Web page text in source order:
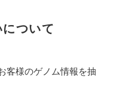
ついて
客様のゲノム情報を抽